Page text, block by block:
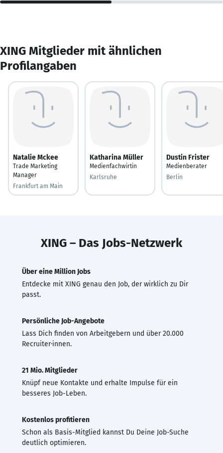
XING Mitglieder mit ähnlichen
Profilangaben
Natalie Mckee
Trade Marketing
Manager
Frankfurt am Main
Katharina Müller
Medienfachwirtin
Karlsruhe
Dustin Frister
Medienberater
Berlin
XING – Das Jobs-Netzwerk
Über eine Million Jobs
Entdecke mit XING genau den Job, der wirklich zu Dir
passt.
Persönliche Job-Angebote
Lass Dich finden von Arbeitgebern und über 20.000
Recruiter·innen.
21 Mio. Mitglieder
Knüpf neue Kontakte und erhalte Impulse für ein
besseres Job-Leben.
Kostenlos profitieren
Schon als Basis-Mitglied kannst Du Deine Job-Suche
deutlich optimieren.